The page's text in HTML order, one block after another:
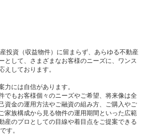
投資（収益物件）に留まらず、あらゆる不動産
として、さまざまなお客様のニーズに、ワンス
えしております。
力には自信があります。
でもお客様個々のニーズやご希望、将来像は全
資金の運用方法やご融資の組み方、ご購入やご
家族構成から見る物件の運用期間といった広範
産のプロとしての目線や着目点をご提案できる
す。